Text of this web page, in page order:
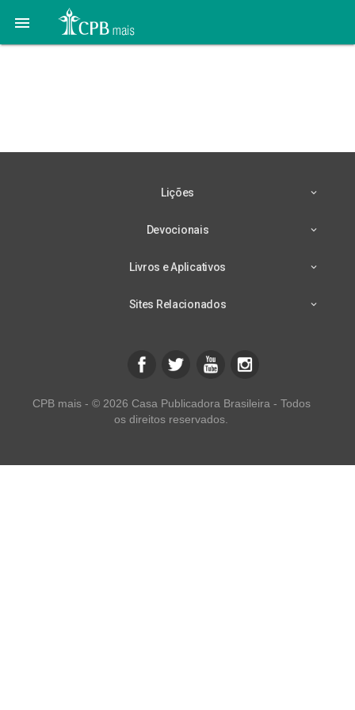

Lições
Devocionais
Livros e Aplicativos
Sites Relacionados
CPB mais - © 2026 Casa Publicadora Brasileira - Todos
os direitos reservados.